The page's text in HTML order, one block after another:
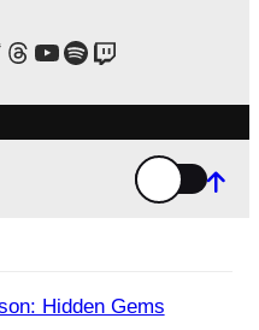
Estamos no Threads!
YouTube
Spotify
Twitch